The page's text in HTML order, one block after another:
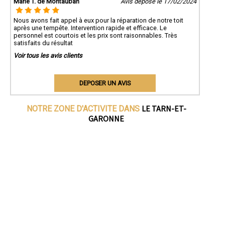
Nous avons fait appel à eux pour la réparation de notre toit
après une tempête. Intervention rapide et efficace. Le
personnel est courtois et les prix sont raisonnables. Très
satisfaits du résultat
Voir tous les avis clients
DEPOSER UN AVIS
NOTRE ZONE D'ACTIVITE DANS LE TARN-ET-
GARONNE